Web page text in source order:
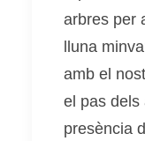
arbres per
lluna
amb el
el pas dels
presència